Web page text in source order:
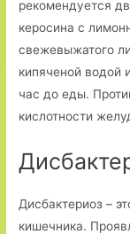
рекомендуется
керосина с
свежевыжатого
кипяченой водой
час до еды.
кислотности
Дисбактериоз –
кишечника.